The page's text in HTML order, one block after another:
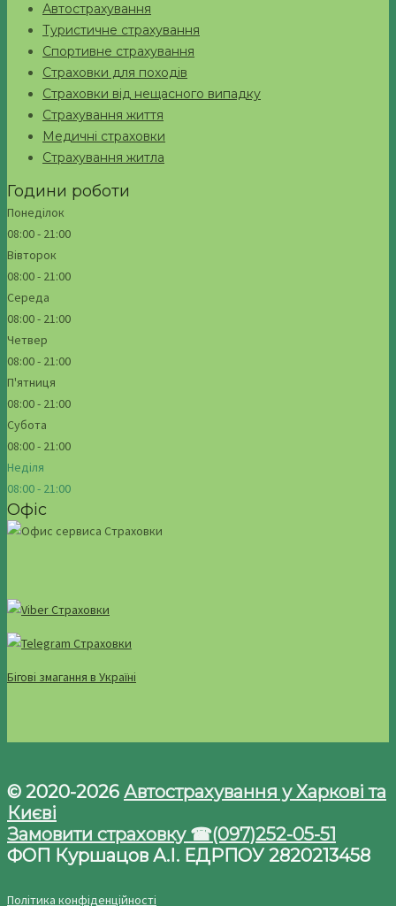
Автострахування
Туристичне страхування
Спортивне страхування
Страховки для походів
Страховки від нещасного випадку
Страхування життя
Медичні страховки
Страхування житла
Години роботи
Понеділок
08:00 - 21:00
Вівторок
08:00 - 21:00
Середа
08:00 - 21:00
Четвер
08:00 - 21:00
П'ятниця
08:00 - 21:00
Субота
08:00 - 21:00
Неділя
08:00 - 21:00
Офіс
Бігові змагання в Україні
© 2020-2026 Автострахування у Харкові та
Києві
Замовити страховку ☎(097)252-05-51
ФОП Куршацов А.І. ЕДРПОУ 2820213458
Політика конфіденційності